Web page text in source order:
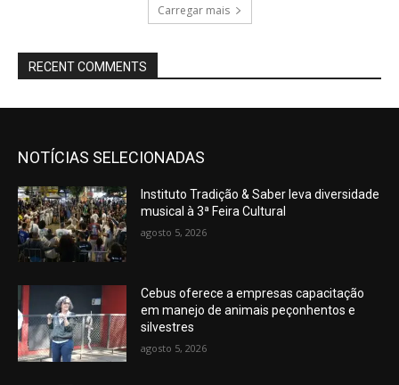
Carregar mais
RECENT COMMENTS
NOTÍCIAS SELECIONADAS
Instituto Tradição & Saber leva diversidade
musical à 3ª Feira Cultural
agosto 5, 2026
Cebus oferece a empresas capacitação
em manejo de animais peçonhentos e
silvestres
agosto 5, 2026